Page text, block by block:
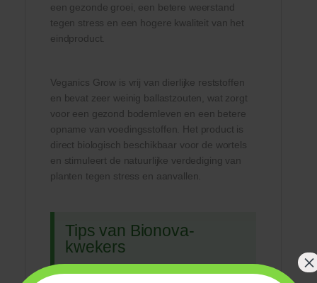
een gezonde groei, een betere weerstand
tegen stress en een hogere kwaliteit van het
eindproduct.
Veganics Grow is vrij van dierlijke reststoffen
en bevat zeer weinig ballastzouten, wat zorgt
voor een gezond bodemleven en een betere
opname van voedingsstoffen. Het product is
direct biologisch beschikbaar voor de wortels
en stimuleert de natuurlijke verdediging van
planten tegen stress en aanvallen.
Tips van Bionova-
kwekers
×